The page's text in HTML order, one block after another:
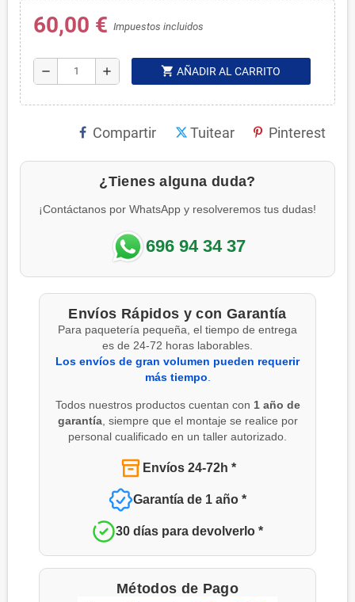
60,00 € Impuestos incluidos
remove add shopping_cart AÑADIR AL CARRITO
Compartir Tuitear Pinterest
¿Tienes alguna duda?
¡Contáctanos por WhatsApp y resolveremos tus dudas!
696 94 34 37
Envíos Rápidos y con Garantía
Para paquetería pequeña, el tiempo de entrega
es de 24-72 horas laborables.
Los envíos de gran volumen pueden requerir
más tiempo
Todos nuestros productos cuentan con 1 año de
garantía, siempre que el montaje se realice por
personal cualificado en un taller autorizado.
Envíos 24-72h *
Garantía de 1 año *
30 días para devolverlo *
Métodos de Pago